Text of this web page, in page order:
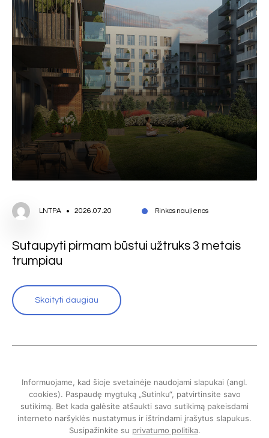
LNTPA 2026.07.20 Rinkos naujienos
Sutaupyti pirmam būstui užtruks 3 metais
trumpiau
Skaityti daugiau
Lietuvos nekilnojamojo turto plėtros asociacija © 2024
Informuojame, kad šioje svetainėje naudojami slapukai (angl.
cookies). Paspaudę mygtuką „Sutinku“, patvirtinsite savo
sutikimą. Bet kada galėsite atšaukti savo sutikimą pakeisdami
interneto naršyklės nustatymus ir ištrindami įrašytus slapukus.
Susipažinkite su privatumo politika.